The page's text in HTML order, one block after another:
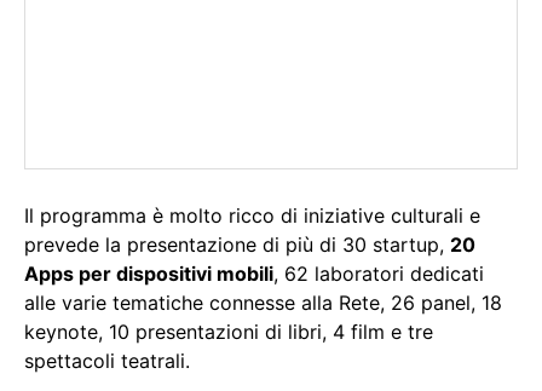
Il programma è molto ricco di iniziative culturali e
prevede la presentazione di più di 30 startup, 20
Apps per dispositivi mobili, 62 laboratori dedicati
alle varie tematiche connesse alla Rete, 26 panel, 18
keynote, 10 presentazioni di libri, 4 film e tre
spettacoli teatrali.